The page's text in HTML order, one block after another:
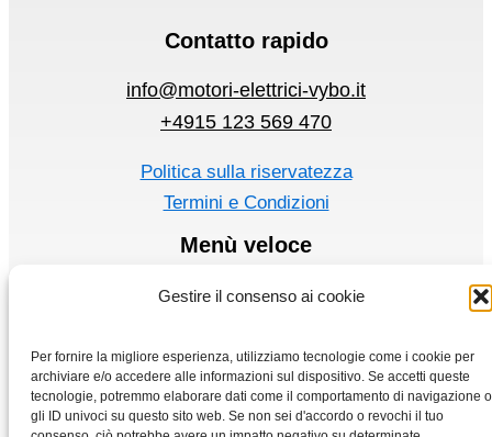
Gestire il consenso ai cookie
Per fornire la migliore esperienza, utilizziamo tecnologie come i cookie per
archiviare e/o accedere alle informazioni sul dispositivo. Se accetti queste
tecnologie, potremmo elaborare dati come il comportamento di navigazione o
gli ID univoci su questo sito web. Se non sei d'accordo o revochi il tuo
Contatto rapido
info@motori-elettrici-vybo.it
+4915 123 569 470
Politica sulla riservatezza
Termini e Condizioni
Menù veloce
Motori elettrici
Casa
Negozio